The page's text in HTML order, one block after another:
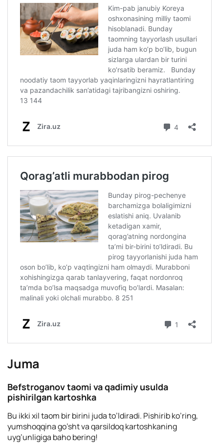
Juma
Befstroganov taomi va qadimiy usulda
pishirilgan kartoshka
Bu ikki xil taom bir birini juda to’ldiradi. Pishirib ko’ring,
yumshoqqina go’sht va qarsildoq kartoshkaning
uyg’unligiga baho bering!